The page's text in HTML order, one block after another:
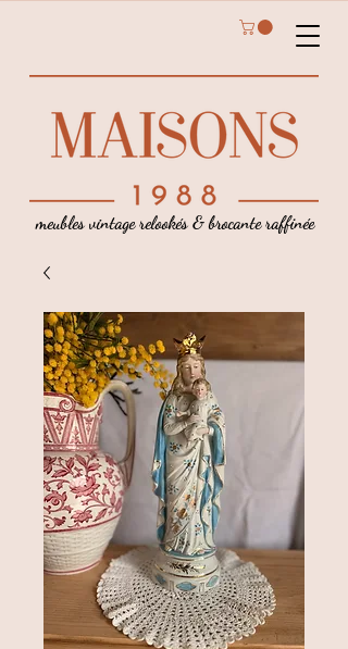
meubles vintage relookés & brocante raffinée